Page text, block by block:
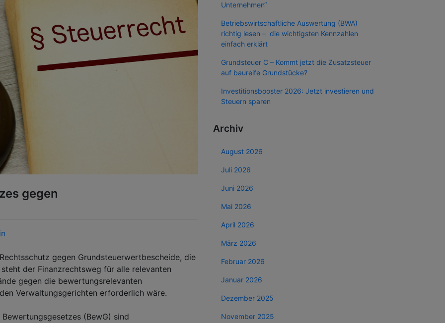
gegen
gegen Grundsteuerwertbescheide, die
der Finanzrechtsweg für alle relevanten
gegen die bewertungsrelevanten
Verwaltungsgerichten erforderlich wäre.
(BewG) sind
Unternehmen“
Betriebswirtschaftliche Auswertung (BWA)
richtig lesen – die wichtigsten Kennzahlen
einfach erklärt
Grundsteuer C – Kommt jetzt die Zusatzsteuer
auf baureife Grundstücke?
Investitionsbooster 2026: Jetzt investieren und
Steuern sparen
Archiv
August 2026
Juli 2026
Juni 2026
Mai 2026
April 2026
März 2026
Februar 2026
Januar 2026
Dezember 2025
November 2025